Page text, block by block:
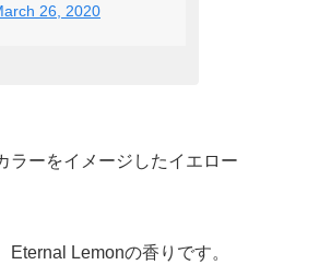
26, 2020
ラーをイメージしたイエロー
Lemonの香りです。